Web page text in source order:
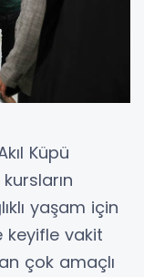
Küpü
yaşam için
vakit
çok amaçlı